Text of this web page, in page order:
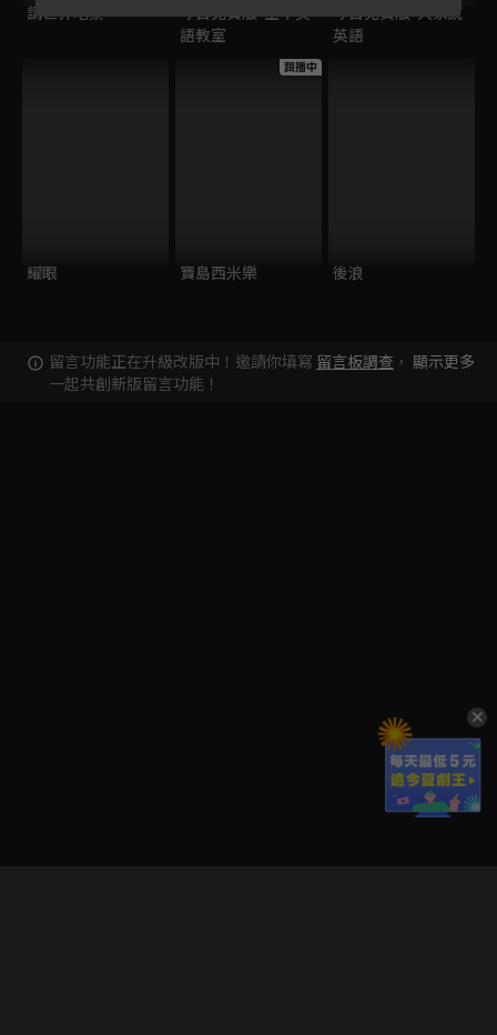
請世界吃桌
今日免費版-空中英
語教室
今日免費版-大家說
英語
耀眼
跟播中
寶島西米樂 後浪
留言功能正在升級改版中！邀請你填寫 留言板調查 ，
一起共創新版留言功能！
顯示更多